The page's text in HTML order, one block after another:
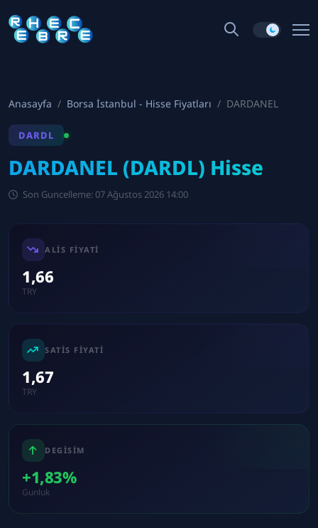
Anasayfa Borsa İstanbul - Hisse Fiyatları DARDANEL
DARDL
DARDANEL (DARDL) Hisse
Son Guncelleme: 07 Ağustos 2026 14:00
ALIS FIYATI
1,66
TRY
SATIS FIYATI
1,67
TRY
DEGISIM
+1,83%
Gunluk